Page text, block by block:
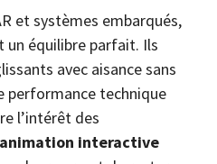
et systèmes embarqués,
un équilibre parfait. Ils
avec aisance sans
performance technique
l’intérêt des
animation interactive